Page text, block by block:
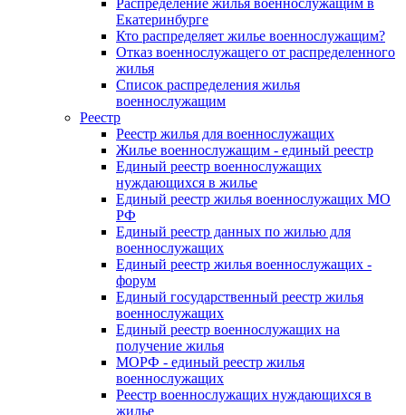
Распределение жилья военнослужащим в
Екатеринбурге
Кто распределяет жилье военнослужащим?
Отказ военнослужащего от распределенного
жилья
Список распределения жилья
военнослужащим
Реестр
Реестр жилья для военнослужащих
Жилье военнослужащим - единый реестр
Единый реестр военнослужащих
нуждающихся в жилье
Единый реестр жилья военнослужащих МО
РФ
Единый реестр данных по жилью для
военнослужащих
Единый реестр жилья военнослужащих -
форум
Единый государственный реестр жилья
военнослужащих
Единый реестр военнослужащих на
получение жилья
МОРФ - единый реестр жилья
военнослужащих
Реестр военнослужащих нуждающихся в
жилье